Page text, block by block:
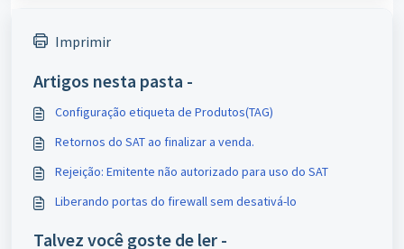
Imprimir
Artigos nesta pasta -
Configuração etiqueta de Produtos(TAG)
Retornos do SAT ao finalizar a venda.
Rejeição: Emitente não autorizado para uso do SAT
Liberando portas do firewall sem desativá-lo
Talvez você goste de ler -